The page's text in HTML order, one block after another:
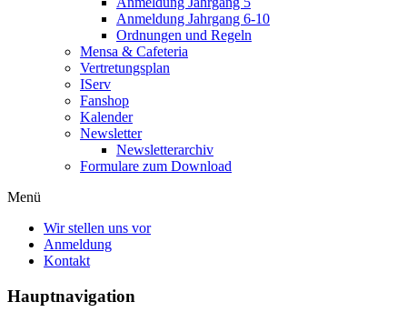
Anmeldung Jahrgang 6-10
Ordnungen und Regeln
Mensa & Cafeteria
Vertretungsplan
IServ
Fanshop
Kalender
Newsletter
Newsletterarchiv
Formulare zum Download
Menü
Wir stellen uns vor
Anmeldung
Kontakt
Hauptnavigation